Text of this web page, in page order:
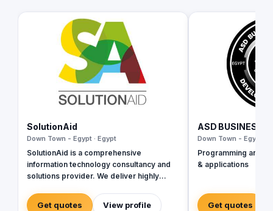
SolutionAid
Down Town - Egypt · Egypt
SolutionAid is a comprehensive
information technology consultancy and
solutions provider. We deliver highly
enable clients to align their IT strategy
Get quotes View profile
ASD BUSINESS
Down Town - Egypt ·
Programming and
& applications
Get quotes